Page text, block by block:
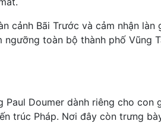
cảnh Bãi Trước và cảm nhận
toàn bộ thành phố Vũng
Doumer dành riêng cho con
​​trúc Pháp. Nơi đây còn trưng